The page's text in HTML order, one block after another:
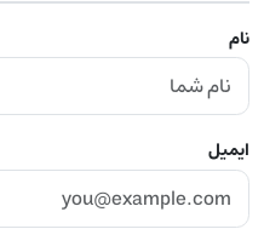
نام
ایمیل